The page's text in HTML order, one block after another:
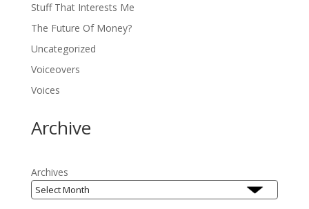
Stuff That Interests Me
The Future Of Money?
Uncategorized
Voiceovers
Voices
Archive
Archives